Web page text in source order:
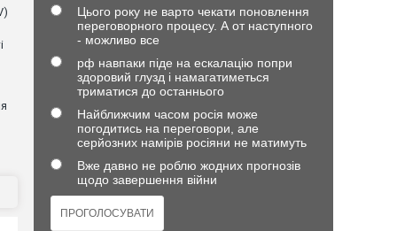
Цього року не варто чекати поновлення
переговорного процесу. А от наступного
- можливо все
рф навпаки піде на ескалацію попри
здоровий глузд і намагатиметься
триматися до останнього
Найближчим часом росія може
погодитись на переговори, але
серйозних намірів росіяни не матимуть
Вже давно не роблю жодних прогнозів
щодо завершення війни